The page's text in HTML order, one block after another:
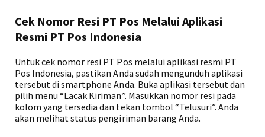
Cek Nomor Resi PT Pos Melalui Aplikasi
Resmi PT Pos Indonesia
Untuk cek nomor resi PT Pos melalui aplikasi resmi PT
Pos Indonesia, pastikan Anda sudah mengunduh aplikasi
tersebut di smartphone Anda. Buka aplikasi tersebut dan
pilih menu “Lacak Kiriman”. Masukkan nomor resi pada
kolom yang tersedia dan tekan tombol “Telusuri”. Anda
akan melihat status pengiriman barang Anda.